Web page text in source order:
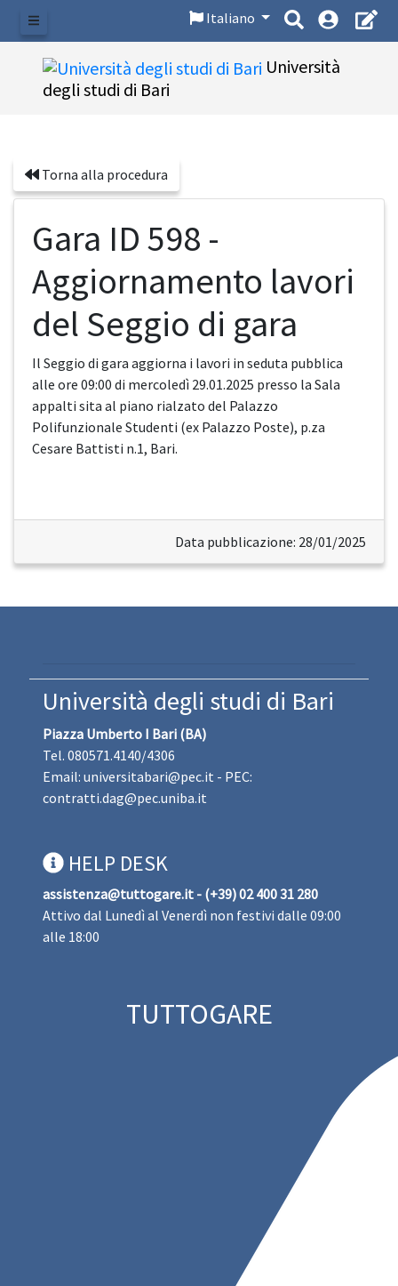
Menu
Italiano
Università
degli studi di Bari
Torna alla procedura
Gara ID 598 -
Aggiornamento lavori
del Seggio di gara
Il Seggio di gara aggiorna i lavori in seduta pubblica
alle ore 09:00 di mercoledì 29.01.2025 presso la Sala
appalti sita al piano rialzato del Palazzo
Polifunzionale Studenti (ex Palazzo Poste), p.za
Cesare Battisti n.1, Bari.
Data pubblicazione: 28/01/2025
Università degli studi di Bari
Piazza Umberto I Bari (BA)
Tel. 080571.4140/4306
Email: universitabari@pec.it - PEC:
contratti.dag@pec.uniba.it
HELP DESK
assistenza@tuttogare.it - (+39) 02 400 31 280
Attivo dal Lunedì al Venerdì non festivi dalle 09:00
alle 18:00
TUTTOGARE